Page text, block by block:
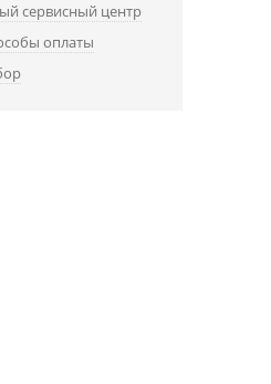
сервисный центр
оплаты